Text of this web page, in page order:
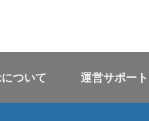
ついて 運営サポート